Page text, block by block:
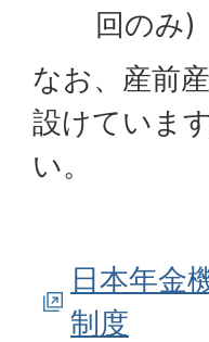
回のみ)
なお、産前
設けていま
い。
日本年金
制度